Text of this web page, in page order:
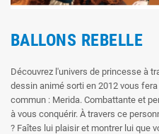
BALLONS REBELLE
Découvrez l'univers de princesse à
dessin animé sorti en 2012 vous
commun : Merida. Combattante et
à vous conquérir. À travers ce
? Faîtes lui plaisir et montrer lui que